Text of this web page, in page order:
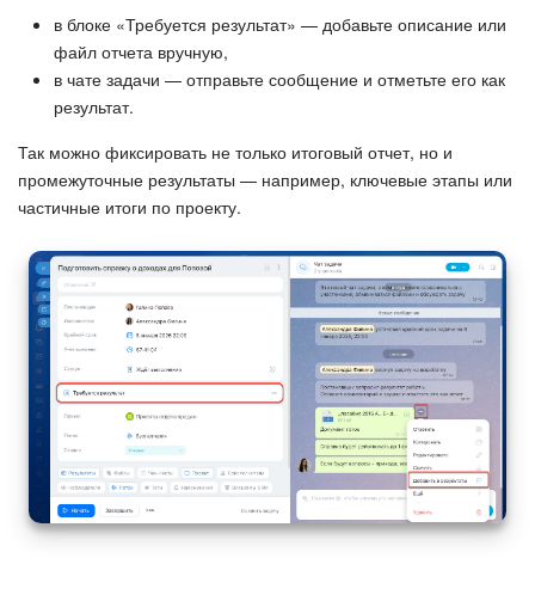
в блоке «Требуется результат» — добавьте описание или
файл отчета вручную,
в чате задачи — отправьте сообщение и отметьте его как
результат.
Так можно фиксировать не только итоговый отчет, но и
промежуточные результаты — например, ключевые этапы или
частичные итоги по проекту.